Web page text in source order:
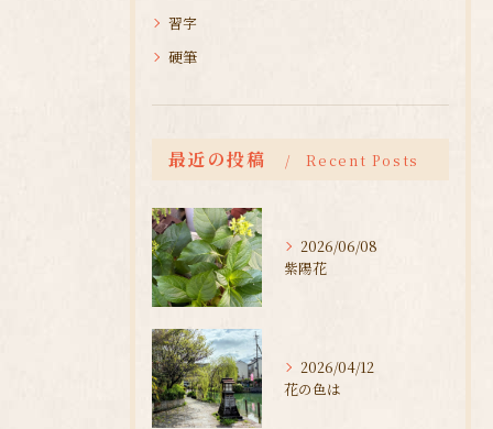
習字
硬筆
最近の投稿 Recent Posts
2026/06/08
紫陽花
2026/04/12
花の色は